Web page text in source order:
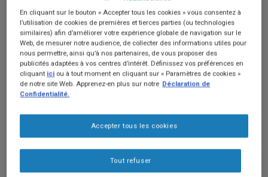
® Instant Cereal est une
préparation céréalière en poudre,
hypercalorique, avec fibres. Sans gluten.
En cliquant sur le bouton « Accepter tous les cookies » vous consentez à
l’utilisation de cookies de premières et tierces parties (ou technologies
similaires) afin d’améliorer votre expérience globale de navigation sur le
Web, de mesurer notre audience, de collecter des informations utiles pour
nous permettre, ainsi qu’à nos partenaires, de vous proposer des
publicités adaptées à vos centres d’intérêt. Définissez vos préférences en
cliquant ici ou à tout moment en cliquant sur « Paramètres de cookies »
de notre site Web. Apprenez-en plus sur notre Déclaration de
Confidentialité.
Tout refuser
Accepter tous les cookies